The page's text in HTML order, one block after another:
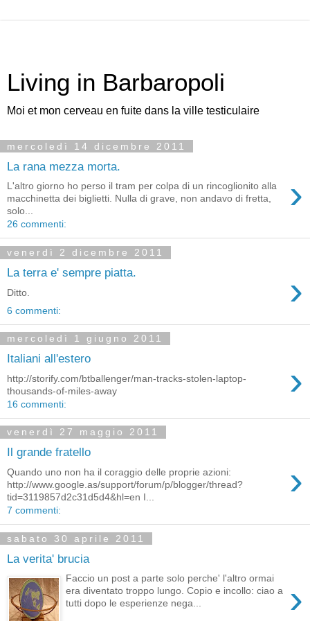
Living in Barbaropoli
Moi et mon cerveau en fuite dans la ville testiculaire
mercoledì 14 dicembre 2011
La rana mezza morta.
›
L'altro giorno ho perso il tram per colpa di un rincoglionito alla
macchinetta dei biglietti. Nulla di grave, non andavo di fretta,
solo...
26 commenti:
venerdì 2 dicembre 2011
La terra e' sempre piatta. ›
Ditto.
6 commenti:
mercoledì 1 giugno 2011
Italiani all'estero ›
http://storify.com/btballenger/man-tracks-stolen-laptop-
thousands-of-miles-away
16 commenti:
venerdì 27 maggio 2011
Il grande fratello
›
Quando uno non ha il coraggio delle proprie azioni:
http://www.google.as/support/forum/p/blogger/thread?
tid=3119857d2c31d5d4&hl=en I...
7 commenti:
sabato 30 aprile 2011
La verita' brucia
›
Faccio un post a parte solo perche' l'altro ormai
era diventato troppo lungo. Copio e incollo: ciao a
tutti dopo le esperienze nega...